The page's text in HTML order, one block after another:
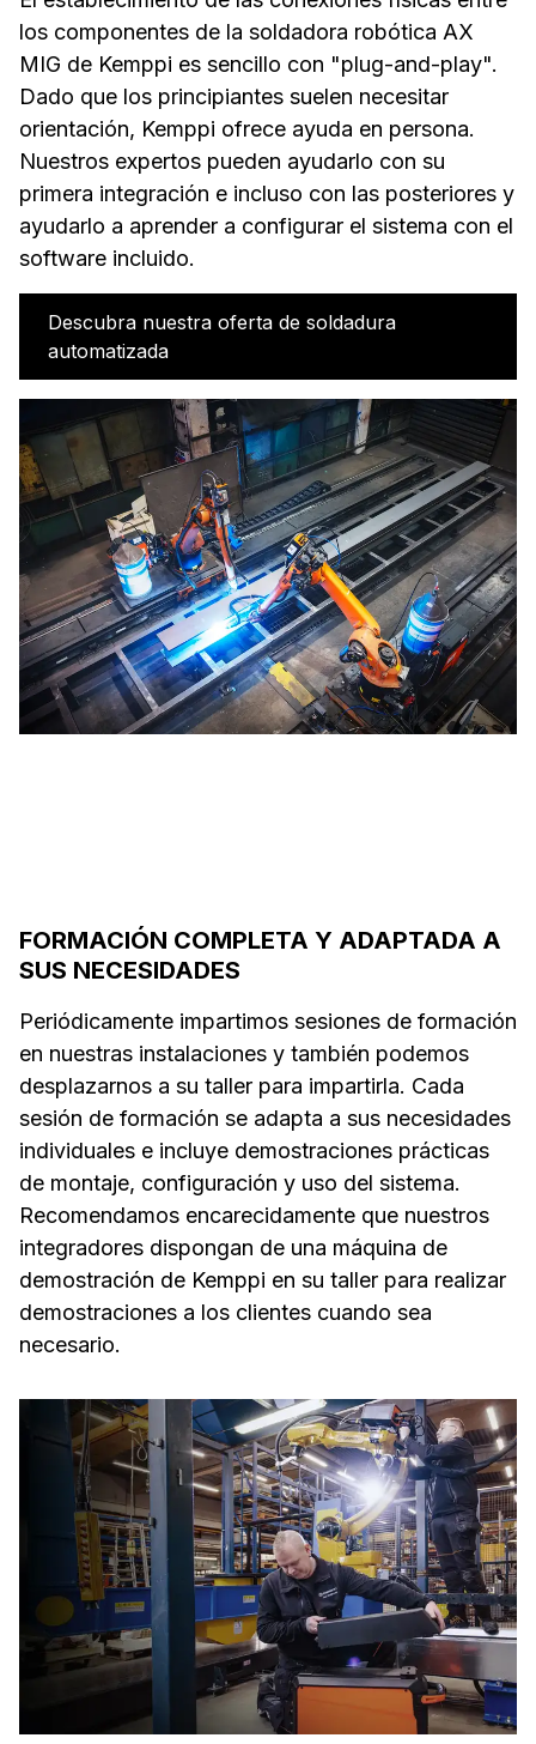
los componentes de la soldadora robótica AX
MIG de Kemppi es sencillo con "plug-and-play".
Dado que los principiantes suelen necesitar
orientación, Kemppi ofrece ayuda en persona.
Nuestros expertos pueden ayudarlo con su
primera integración e incluso con las posteriores y
ayudarlo a aprender a configurar el sistema con el
software incluido.
Descubra nuestra oferta de soldadura
automatizada
FORMACIÓN COMPLETA Y ADAPTADA A
SUS NECESIDADES
Periódicamente impartimos sesiones de formación
en nuestras instalaciones y también podemos
desplazarnos a su taller para impartirla. Cada
sesión de formación se adapta a sus necesidades
individuales e incluye demostraciones prácticas
de montaje, configuración y uso del sistema.
Recomendamos encarecidamente que nuestros
integradores dispongan de una máquina de
demostración de Kemppi en su taller para realizar
demostraciones a los clientes cuando sea
necesario.